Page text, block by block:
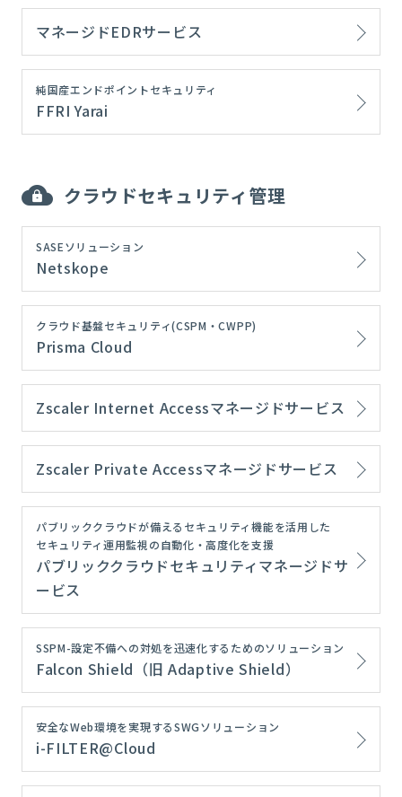
マネージドEDRサービス
純国産エンドポイントセキュリティ
FFRI Yarai
クラウドセキュリティ管理
SASEソリューション
Netskope
クラウド基盤セキュリティ(CSPM・CWPP)
Prisma Cloud
Zscaler Internet Accessマネージドサービス
Zscaler Private Accessマネージドサービス
パブリッククラウドが備えるセキュリティ機能を活用した
セキュリティ運用監視の自動化・高度化を支援
パブリッククラウドセキュリティマネージドサ
ービス
SSPM-設定不備への対処を迅速化するためのソリューション
Falcon Shield（旧 Adaptive Shield）
安全なWeb環境を実現するSWGソリューション
i-FILTER@Cloud